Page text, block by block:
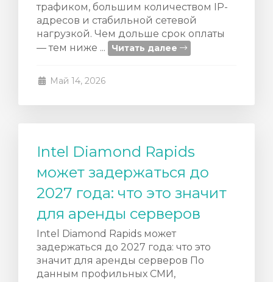
трафиком, большим количеством IP-
адресов и стабильной сетевой
нагрузкой. Чем дольше срок оплаты
— тем ниже ...
Читать далее
Май 14, 2026
Intel Diamond Rapids
может задержаться до
2027 года: что это значит
для аренды серверов
Intel Diamond Rapids может
задержаться до 2027 года: что это
значит для аренды серверов По
данным профильных СМИ,